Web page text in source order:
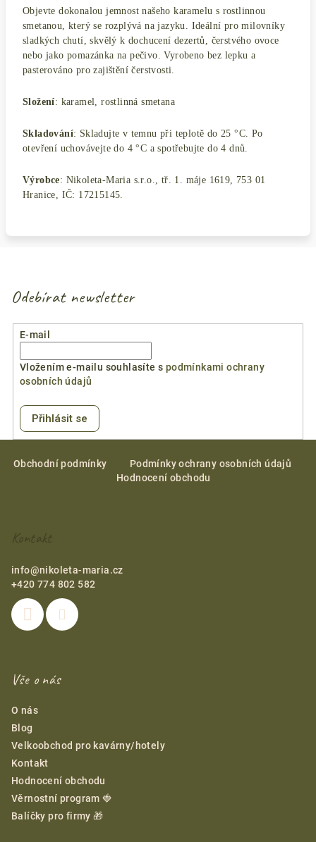
Objevte dokonalou jemnost našeho karamelu s rostlinnou
smetanou, který se rozplývá na jazyku. Ideální pro milovníky
sladkých chutí, skvělý k dochucení dezertů, čerstvého ovoce
nebo jako pomazánka na pečivo. Vyrobeno bez lepku a
pasterováno pro zajištění čerstvosti.
Složení: karamel, rostlinná smetana
Skladování: Skladujte v temnu při teplotě do 25 °C. Po
otevření uchovávejte do 4 °C a spotřebujte do 4 dnů.
Výrobce: Nikoleta-Maria s.r.o., tř. 1. máje 1619, 753 01
Hranice, IČ: 17215145.
Odebírat newsletter
E-mail
Vložením e-mailu souhlasíte s podmínkami ochrany
osobních údajů
Přihlásit se
Obchodní podmínky
Podmínky ochrany osobních údajů
Hodnocení obchodu
Kontakt
info@nikoleta-maria.cz
+420 774 802 582
Vše o nás
O nás
Blog
Velkoobchod pro kavárny/hotely
Kontakt
Hodnocení obchodu
Věrnostní program 🍓
Balíčky pro firmy 🎁